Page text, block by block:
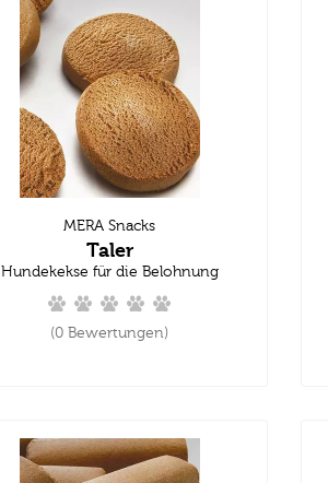
MERA Snacks
Taler
Hundekekse für die Belohnung
(0 Bewertungen)